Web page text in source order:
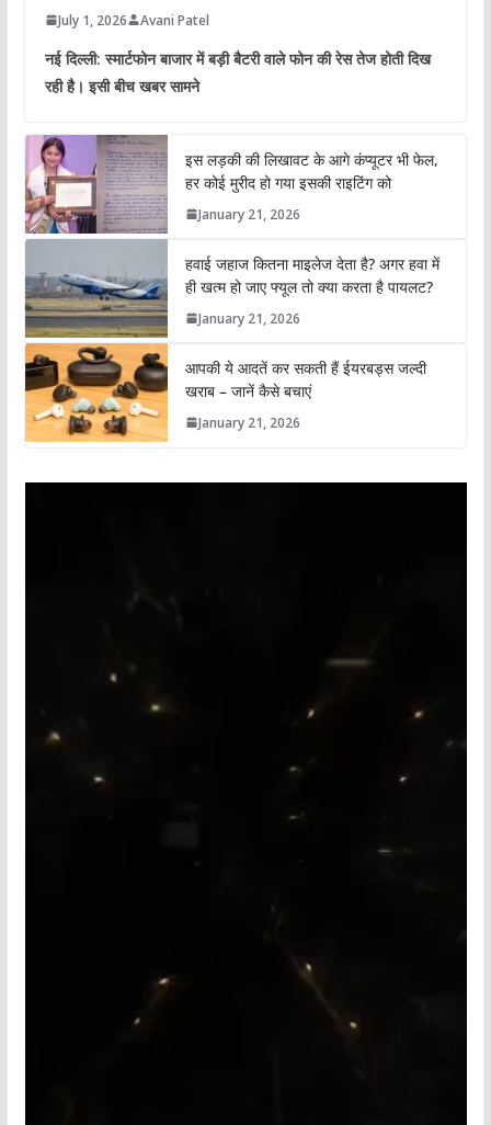
July 1, 2026 Avani Patel
नई दिल्ली: स्मार्टफोन बाजार में बड़ी बैटरी वाले फोन की रेस तेज होती दिख
रही है। इसी बीच खबर सामने
इस लड़की की लिखावट के आगे कंप्यूटर भी फेल,
हर कोई मुरीद हो गया इसकी राइटिंग को
January 21, 2026
हवाई जहाज कितना माइलेज देता है? अगर हवा में
ही खत्म हो जाए फ्यूल तो क्या करता है पायलट?
January 21, 2026
आपकी ये आदतें कर सकती हैं ईयरबड्स जल्दी
खराब – जानें कैसे बचाएं
January 21, 2026